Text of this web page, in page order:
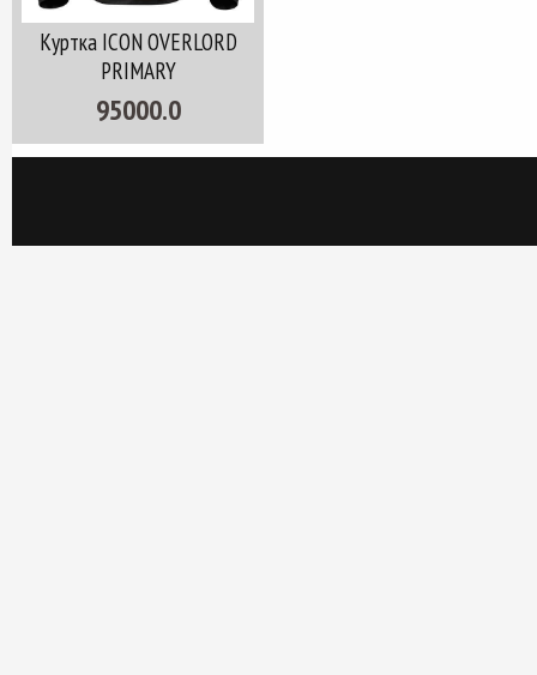
Куртка ICON OVERLORD
PRIMARY
95000.0